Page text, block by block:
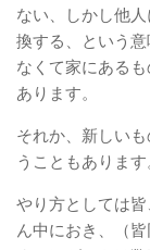
ない、しかし他
換する、という
なくて家にある
あります。
それか、新しい
うこともあります
やり方としては
ん中におき、（